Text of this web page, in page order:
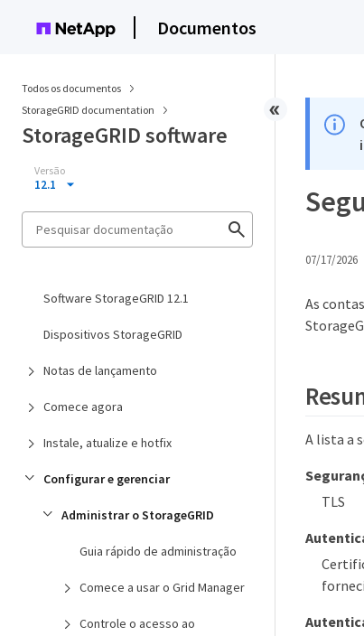
Documentos
Todos os documentos
StorageGRID documentation
StorageGRID software
Versão
12.1
Software StorageGRID 12.1
Dispositivos StorageGRID
Notas de lançamento
Comece agora
Instale, atualize e hotfix
Configurar e gerenciar
Administrar o StorageGRID
Guia rápido de administração
Comece a usar o Grid Manager
Controle o acesso ao
07/17/2026
As
A lista a
TLS